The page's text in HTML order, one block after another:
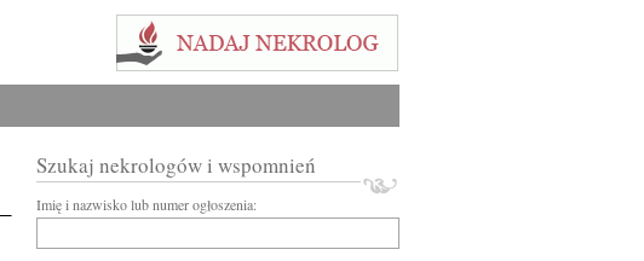
Szukaj nekrologów i wspomnień
Imię i nazwisko lub numer ogłoszenia: